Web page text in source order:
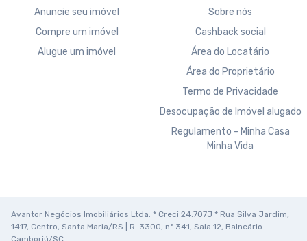
Anuncie seu imóvel
Compre um imóvel
Alugue um imóvel
Sobre nós
Cashback social
Área do Locatário
Área do Proprietário
Termo de Privacidade
Desocupação de Imóvel alugado
Regulamento - Minha Casa
Minha Vida
Avantor Negócios Imobiliários Ltda. * Creci 24.707J * Rua Silva Jardim,
1417, Centro, Santa Maria/RS | R. 3300, nº 341, Sala 12, Balneário
Camboriú/SC